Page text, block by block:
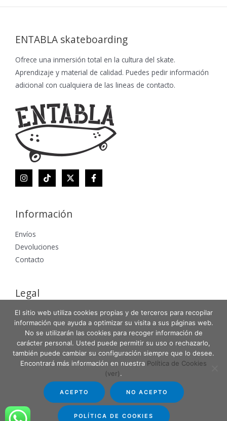
ENTABLA skateboarding
Ofrece una inmersión total en la cultura del skate.
Aprendizaje y material de calidad. Puedes pedir información
adicional con cualquiera de las lineas de contacto.
Información
Envíos
Devoluciones
Contacto
Legal
Aviso Legal
Política de Privacidad
Política de Cookies
Copyright © 2026 Entabla Clases de skate en Madrid
Powered by Entabla Clases de skate en Madrid
El sitio web utiliza cookies propias y de terceros para recopilar
información que ayuda a optimizar su visita a sus páginas web.
No se utilizarán las cookies para recoger información de
carácter personal. Usted puede permitir su uso o rechazarlo,
también puede cambiar su configuración siempre que lo desee.
Encontrará más información en nuestra Política de Cookies
(ver).
ACEPTO NO ACEPTO
POLÍTICA DE COOKIES